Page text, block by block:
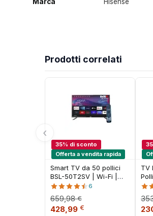
Marca Hisense
Prodotti correlati
‹
35% di sconto
Offerta a vendita rapida
Smart TV da 50 pollici
BSL-50T2SV | Wi-Fi |
RJ45 | USB | Risoluzione
DVBT2/S2/C | HDMI
6
659,98€
Il prezzo originale era:
428,99 € Il prezzo attuale
TV
Il